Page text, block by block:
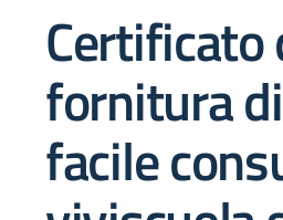
Certificato
fornitura
facile